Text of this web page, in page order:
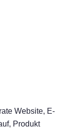
Website, E-
Produkt